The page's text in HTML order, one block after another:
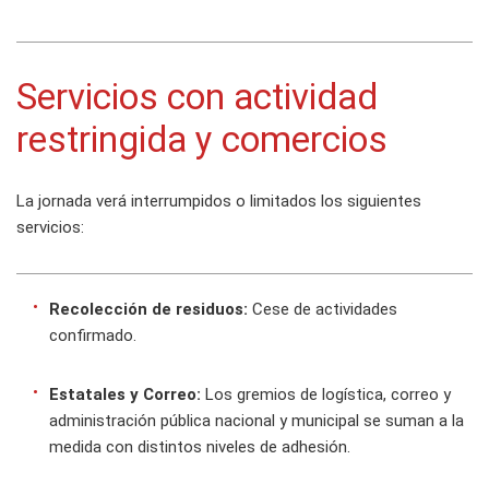
Servicios con actividad
restringida y comercios
La jornada verá interrumpidos o limitados los siguientes
servicios:
Recolección de residuos: Cese de actividades
confirmado.
Estatales y Correo: Los gremios de logística, correo y
administración pública nacional y municipal se suman a la
medida con distintos niveles de adhesión.